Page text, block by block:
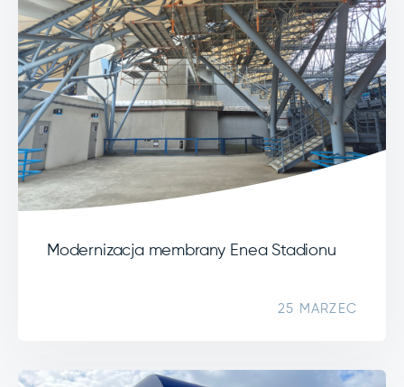
Modernizacja membrany Enea Stadionu
25 MARZEC